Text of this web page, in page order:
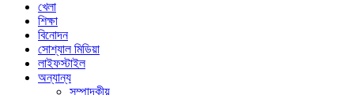
খেলা
শিক্ষা
বিনোদন
সোশ্যাল মিডিয়া
লাইফস্টাইল
অন্যান্য
সম্পাদকীয়